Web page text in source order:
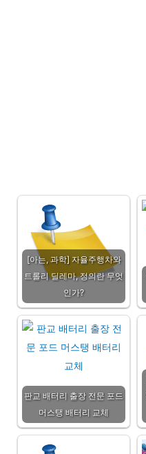
[아는, 과학] 자율주행차와
트롤리 딜레마, 정의란 무엇
인가?
판교 배터리 출장 전문 포드
머스탱 배터리 교체